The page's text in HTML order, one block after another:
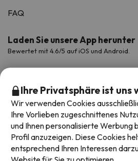
FAQ
Laden Sie unsere App herunter
Bewertet mit 4.6/5 auf iOS und Android.
Ihre Privatsphäre ist uns
Wir verwenden Cookies
Ihre Vorlieben zugeschnittenes
und Ihnen personalisierte Werbung
Profil anzuzeigen. Diese Cookies
entsprechend Ihren Interessen